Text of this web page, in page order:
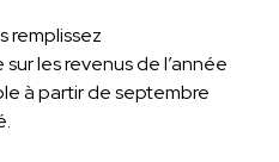
remplissez
les revenus de l’année
à partir de septembre